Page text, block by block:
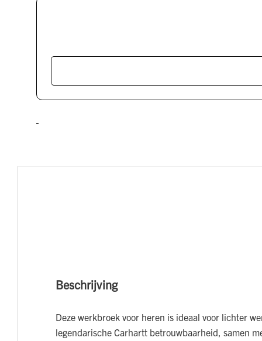
Beschrijving
Deze werkbroek voor heren is ideaal voor lichter
legendarische Carhartt betrouwbaarheid, samen